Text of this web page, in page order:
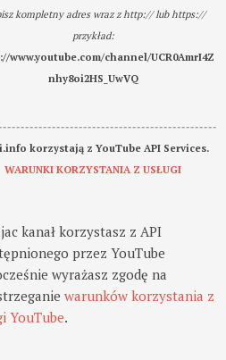
kompletny adres wraz z http:// lub https://
przykład:
www.youtube.com/channel/UCR0AmrI4Z
nhy8oi2HS_UwVQ
korzystają z YouTube API Services.
WARUNKI KORZYSTANIA Z USŁUGI
kanał korzystasz z API
przez YouTube
wyrażasz zgodę na
warunków korzystania z
YouTube.